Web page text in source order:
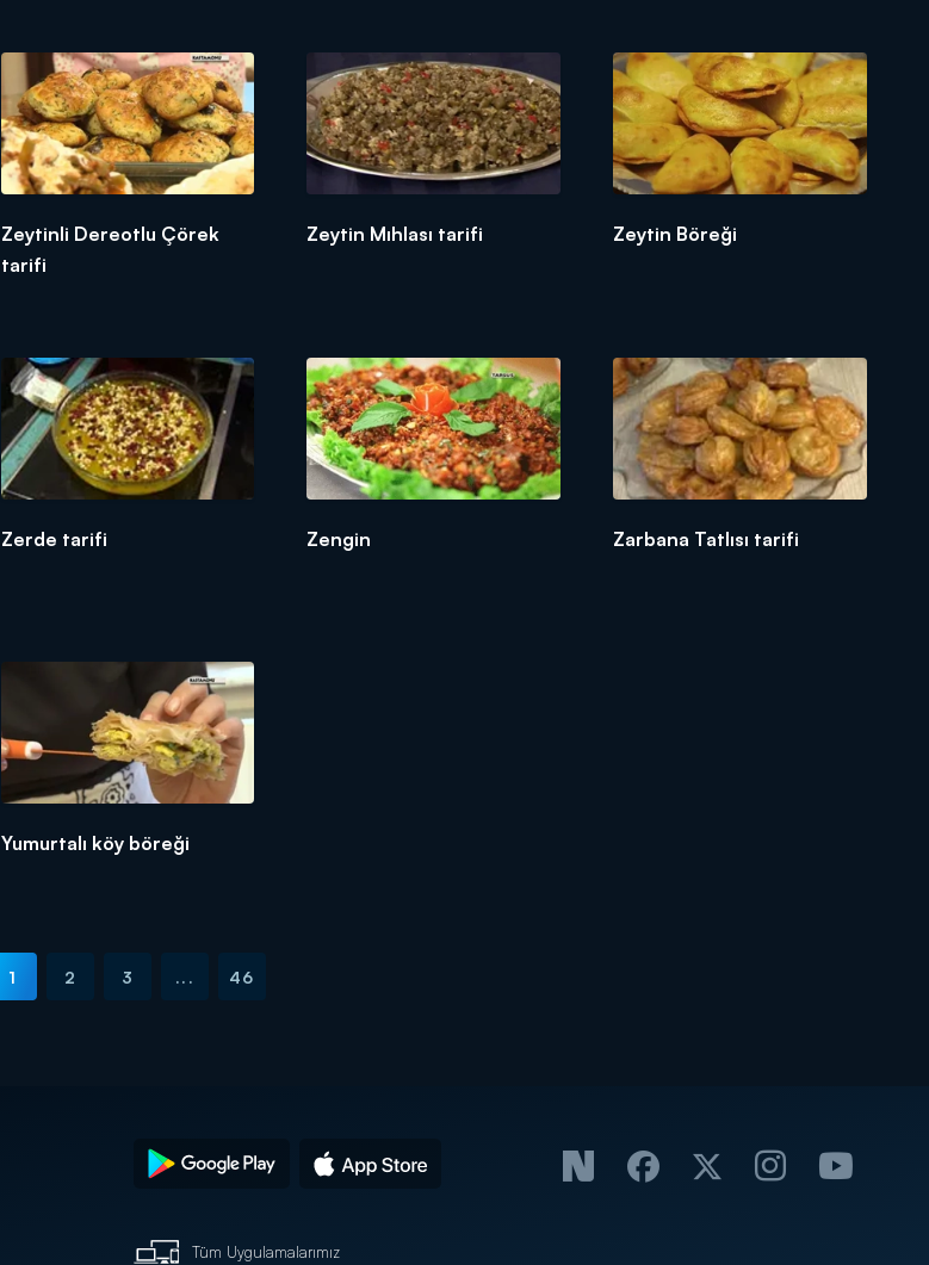
Zeytinli Dereotlu Çörek
tarifi
Zeytin Mıhlası tarifi Zeytin Böreği
Zerde tarifi Zengin Zarbana Tatlısı tarifi
Yumurtalı köy böreği
1 2 3 ... 46
Tüm Uygulamalarımız